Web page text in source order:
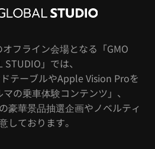
フライン会場となる「GMO
STUDIO」では、
テーブルやApple Vision Proを
の乗車体験コンテンツ」、
豪華景品抽選企画やノベルティ
しております。